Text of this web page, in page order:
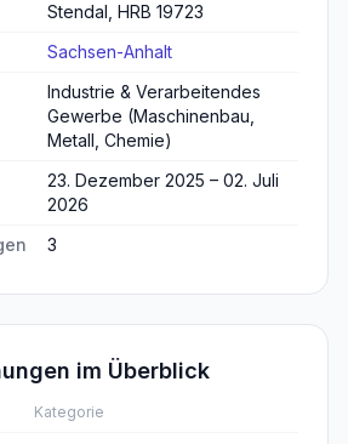
Stendal, HRB 19723
Sachsen-Anhalt
Industrie & Verarbeitendes
Gewerbe (Maschinenbau,
Metall, Chemie)
23. Dezember 2025 – 02. Juli
2026
3
im Überblick
Kategorie